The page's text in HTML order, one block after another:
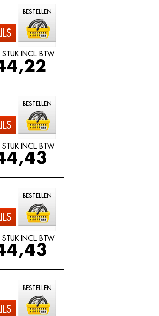
BESTELLEN
STUK INCL. BTW
BESTELLEN
STUK INCL. BTW
BESTELLEN
STUK INCL. BTW
BESTELLEN